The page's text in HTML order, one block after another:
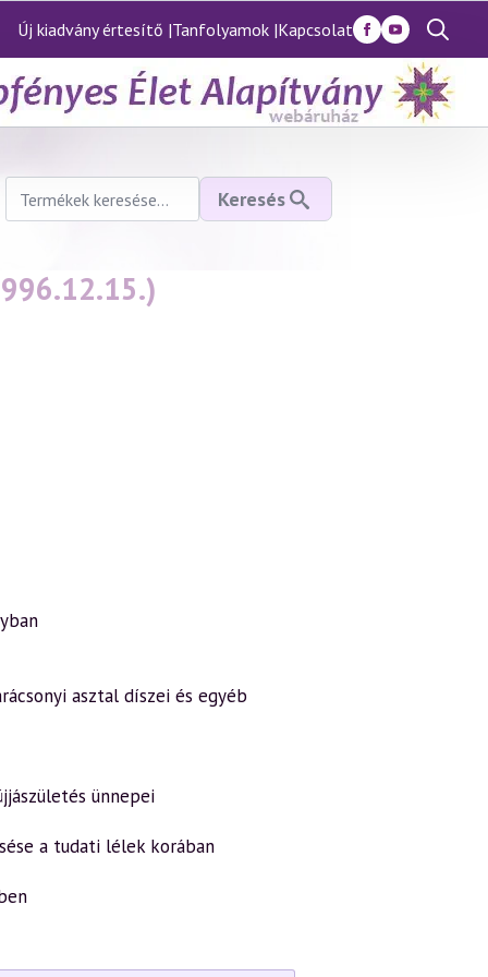
Új kiadvány értesítő |Tanfolyamok |Kapcsolat
Search
for:
Keresés
következőre:
Keresés
asztal díszei és egyéb
ünnepei
a tudati lélek korában